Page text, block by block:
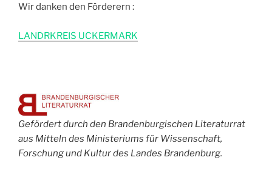
Wir danken den Förderern :
LANDRKREIS UCKERMARK
Gefördert durch den Brandenburgischen Literaturrat
aus Mitteln des Ministeriums für Wissenschaft,
Forschung und Kultur des Landes Brandenburg.